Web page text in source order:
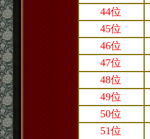
44位
45位
46位
47位
48位
49位
50位
51位